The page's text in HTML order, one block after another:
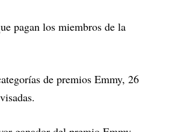
pagan los miembros de la
de premios Emmy, 26